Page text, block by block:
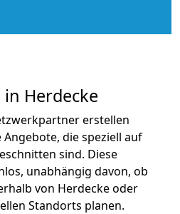
Herdecke
erstellen
die speziell auf
sind. Diese
unabhängig davon, ob
von Herdecke oder
Standorts planen.